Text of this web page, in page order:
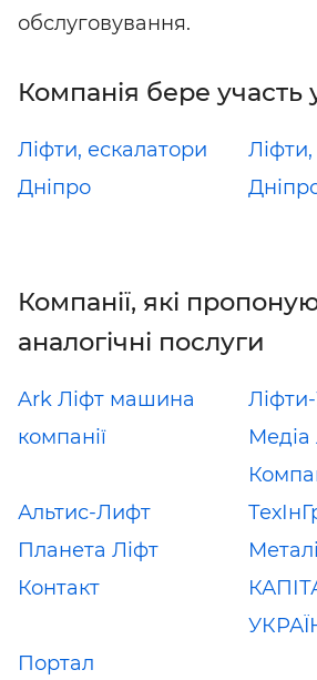
обслуговування.
Компанія бере участь
Ліфти, ескалатори
Дніпро
Компанії, які
аналогічні послуги
Ark Ліфт машина
компанії
Медіа
Альтис-Лифт
Планета Ліфт
Контакт
Портал